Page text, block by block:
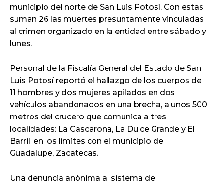
municipio del norte de San Luis Potosí. Con estas
suman 26 las muertes presuntamente vinculadas
al crimen organizado en la entidad entre sábado y
lunes.
Personal de la Fiscalía General del Estado de San
Luis Potosí reportó el hallazgo de los cuerpos de
11 hombres y dos mujeres apilados en dos
vehículos abandonados en una brecha, a unos 500
metros del crucero que comunica a tres
localidades: La Cascarona, La Dulce Grande y El
Barril, en los límites con el municipio de
Guadalupe, Zacatecas.
Una denuncia anónima al sistema de